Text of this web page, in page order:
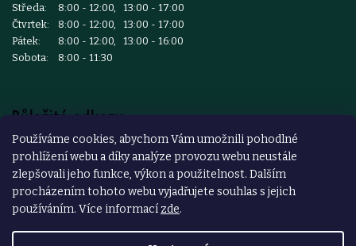
Používáme cookies, abychom Vám umožnili pohodlné
prohlížení webu a díky analýze provozu webu neustále
zlepšovali jeho funkce, výkon a použitelnost. Dalším
procházením tohoto webu vyjadřujete souhlas s jejich
používáním. Více informací zde.
Středa:
8:00 - 12:00, 13:00 - 17:00
Čtvrtek:
8:00 - 12:00, 13:00 - 17:00
Pátek:
8:00 - 12:00, 13:00 - 16:00
Sobota:
8:00 - 11:30
Důležité odkazy
Reklamace a vrácení zboží
Obchodní podmínky
Podmínky ochrany osobních údajů